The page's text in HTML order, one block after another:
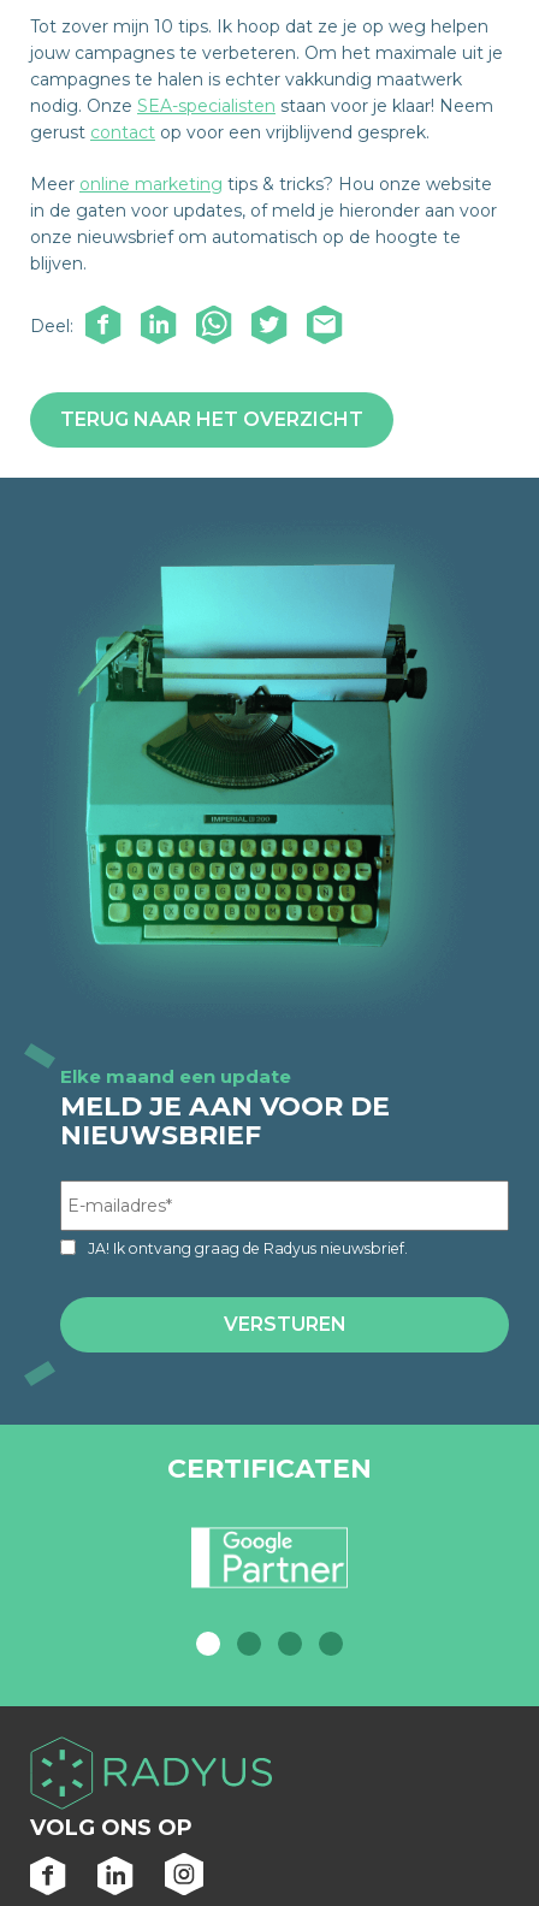
Tot zover mijn 10 tips. Ik hoop dat ze je op weg helpen
jouw campagnes te verbeteren. Om het maximale uit je
campagnes te halen is echter vakkundig maatwerk
nodig. Onze SEA-specialisten staan voor je klaar! Neem
gerust contact op voor een vrijblijvend gesprek.
Meer online marketing tips & tricks? Hou onze website
in de gaten voor updates, of meld je hieronder aan voor
onze nieuwsbrief om automatisch op de hoogte te
blijven.
Deel:
TERUG NAAR HET OVERZICHT
Elke maand een update
MELD JE AAN VOOR DE
NIEUWSBRIEF
JA! Ik ontvang graag de Radyus nieuwsbrief.
CERTIFICATEN
VOLG ONS OP